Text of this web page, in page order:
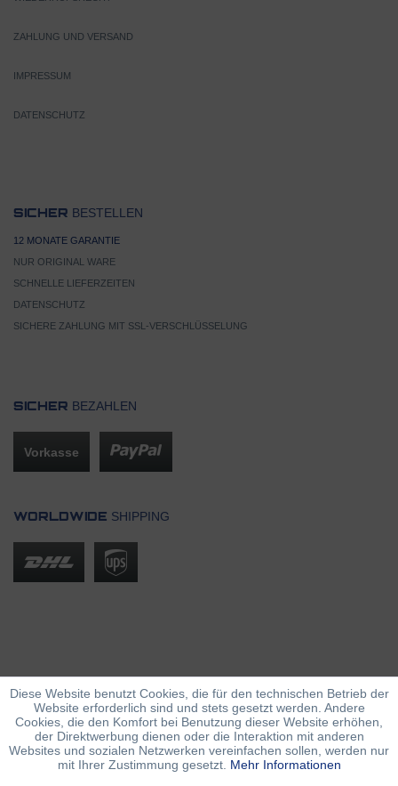
ZAHLUNG UND VERSAND
IMPRESSUM
DATENSCHUTZ
SICHER BESTELLEN
12 MONATE GARANTIE
NUR ORIGINAL WARE
SCHNELLE LIEFERZEITEN
DATENSCHUTZ
SICHERE ZAHLUNG MIT SSL-VERSCHLÜSSELUNG
SICHER BEZAHLEN
Vorkasse
WORLDWIDE SHIPPING
Diese Website benutzt Cookies, die für den technischen Betrieb der
Website erforderlich sind und stets gesetzt werden. Andere
Cookies, die den Komfort bei Benutzung dieser Website erhöhen,
der Direktwerbung dienen oder die Interaktion mit anderen
Websites und sozialen Netzwerken vereinfachen sollen, werden nur
mit Ihrer Zustimmung gesetzt. Mehr Informationen